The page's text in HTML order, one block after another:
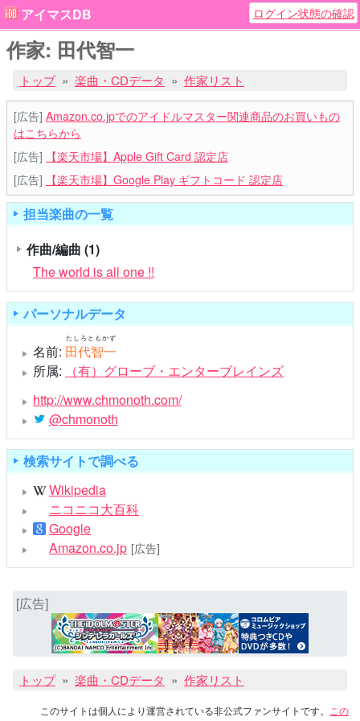
アイマスDB ログイン状態の確認
作家: 田代智一
トップ 楽曲・CDデータ 作家リスト
[広告] Amazon.co.jpでのアイドルマスター関連商品のお買いもの
はこちらから
[広告]
【楽天市場】Apple Gift Card 認定店
[広告]
【楽天市場】Google Play ギフトコード 認定店
担当楽曲の一覧
作曲/編曲 (1)
The world is all one !!
パーソナルデータ
名前: 田代智一
たしろともかず
所属:
（有）グローブ・エンターブレインズ
http://www.chmonoth.com/
@chmonoth
検索サイトで調べる
Wikipedia
ニコニコ大百科
Google
Amazon.co.jp [広告]
[広告]
トップ 楽曲・CDデータ 作家リスト
このサイトは個人により運営されている非公式ファンサイトです。
この